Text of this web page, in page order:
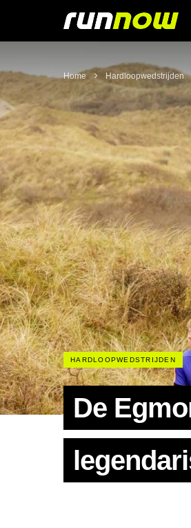
Home Hardloopwedstrijden
HARDLOOPWEDSTRIJDEN
De